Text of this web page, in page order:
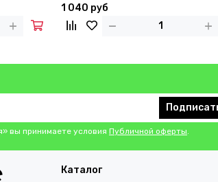
1 040 руб
вы принимаете условия Публичной оферты
Каталог